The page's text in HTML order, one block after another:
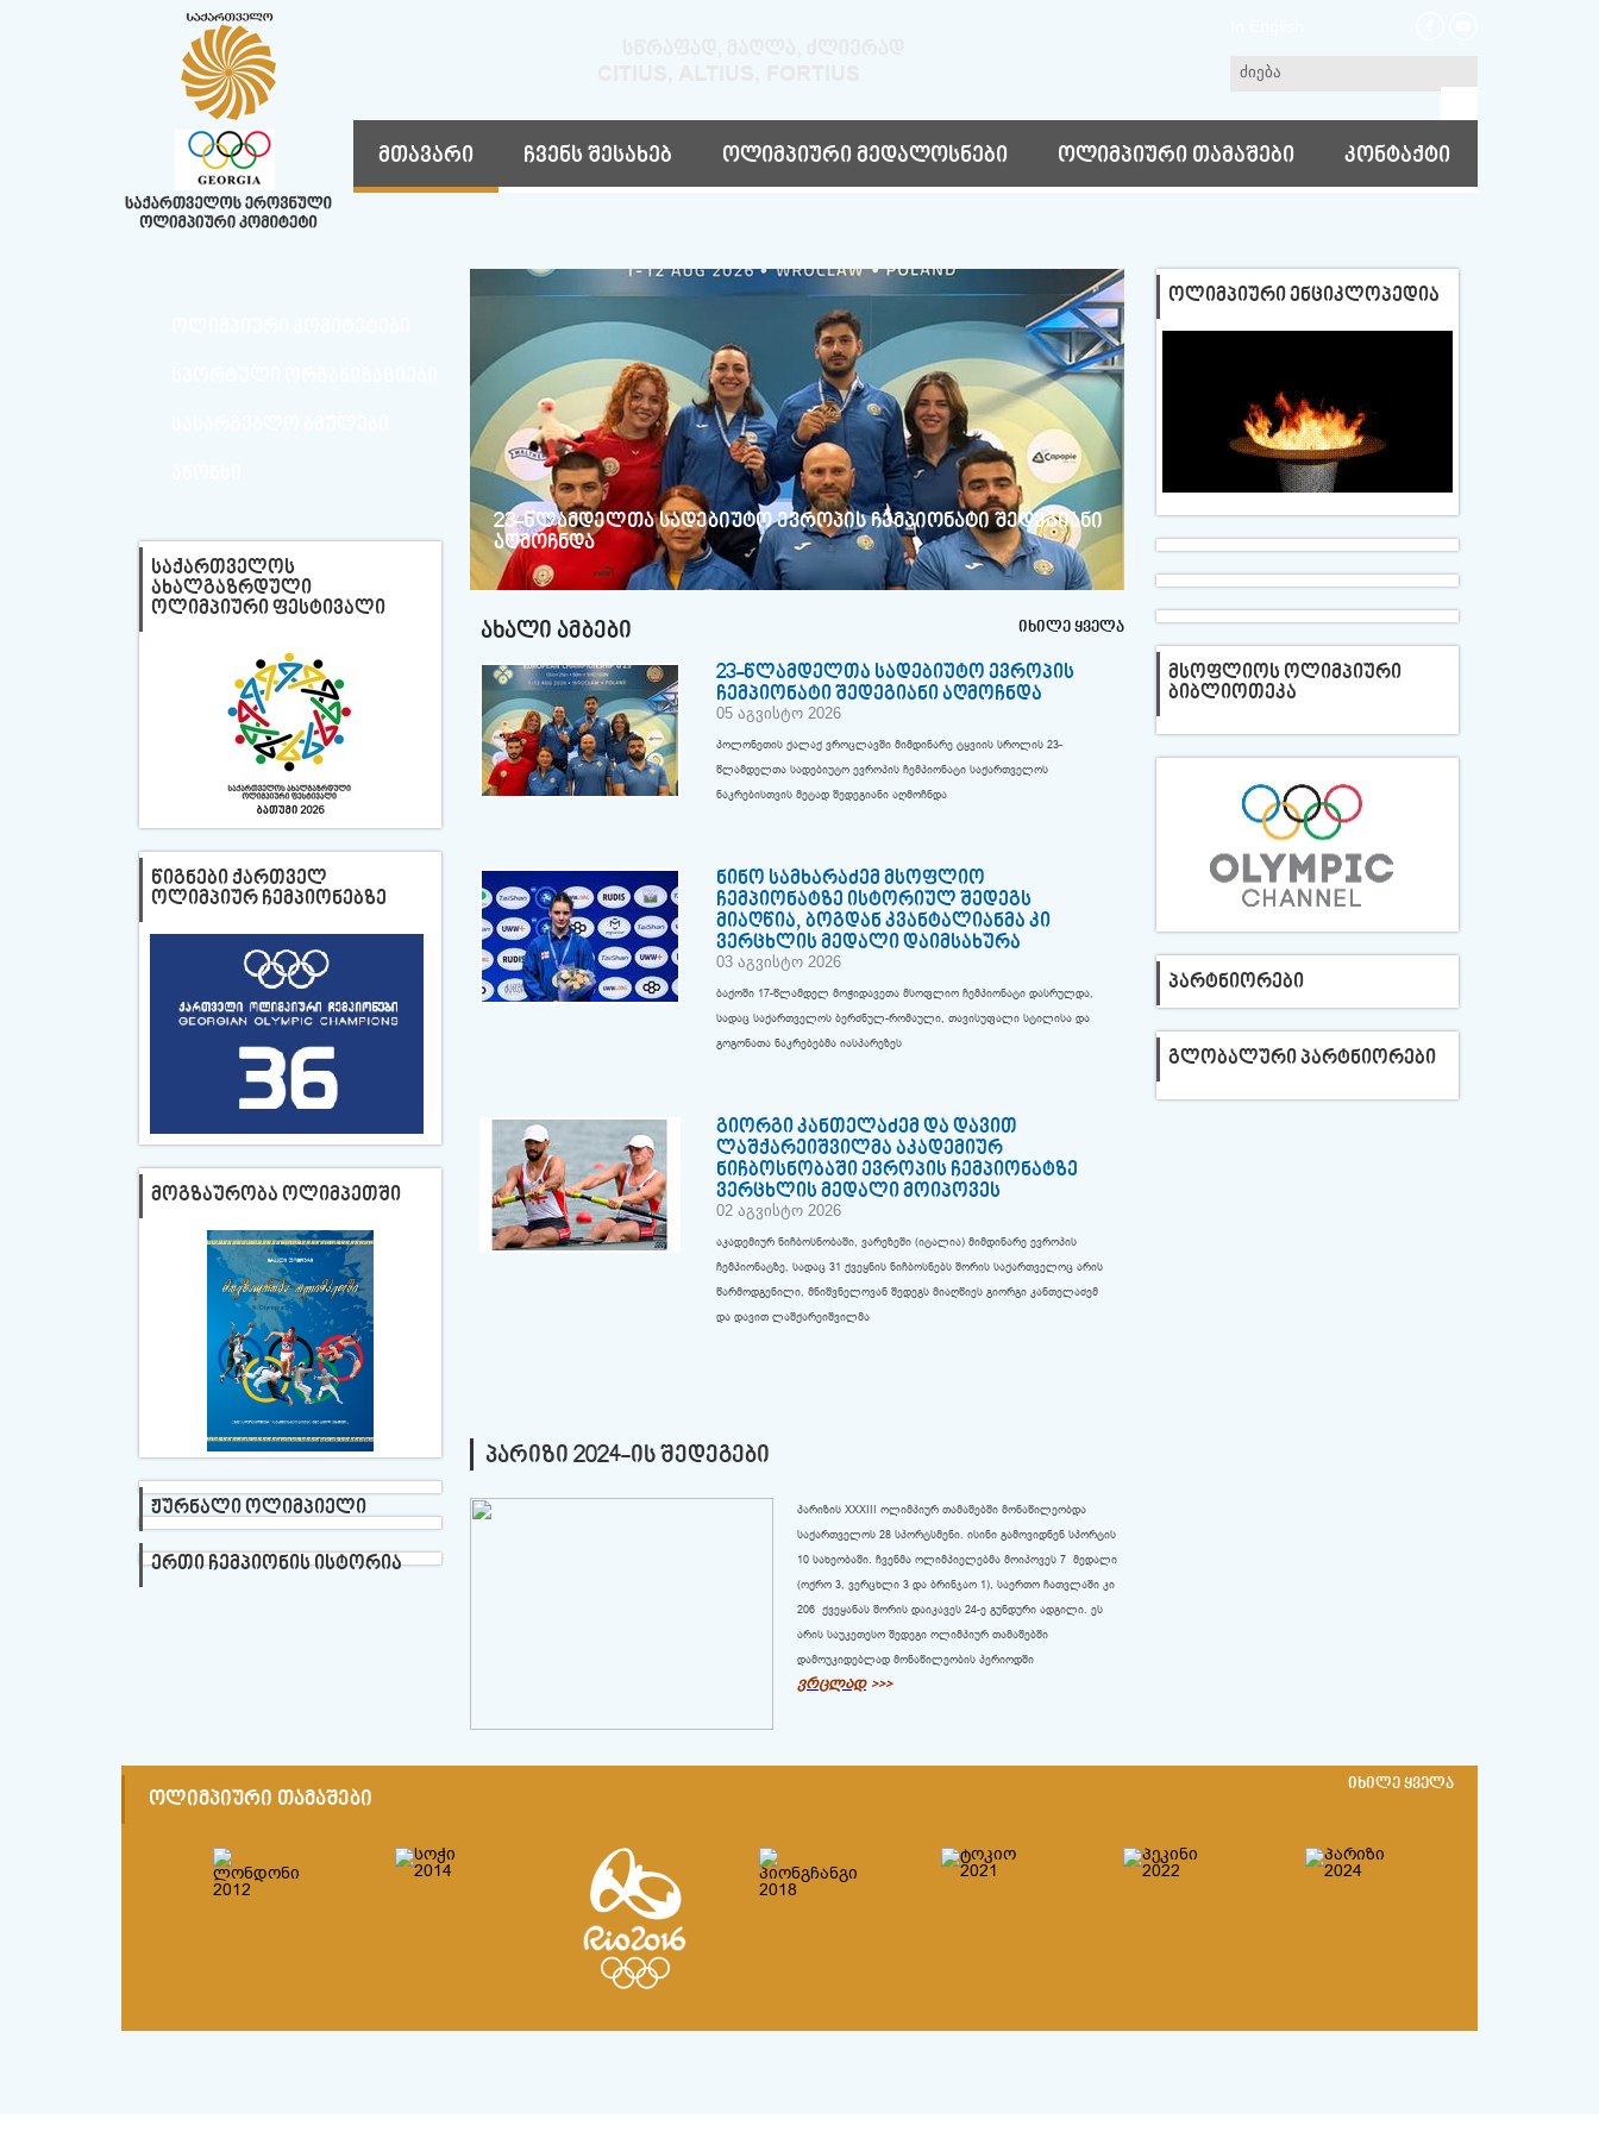
მთავარი ჩვენს შესახებ ოლიმპიური მედალოსნები ოლიმპიური თამაშები კონტაქტი
ᲡᲐᲥᲐᲠᲗᲕᲔᲚᲝᲡ
ᲐᲮᲐᲚᲒᲐᲖᲠᲓᲣᲚᲘ
ᲝᲚᲘᲛᲞᲘᲣᲠᲘ ᲤᲔᲡᲢᲘᲕᲐᲚᲘ
ᲬᲘᲒᲜᲔᲑᲘ ᲥᲐᲠᲗᲕᲔᲚ
ᲝᲚᲘᲛᲞᲘᲣᲠ ᲩᲔᲛᲞᲘᲝᲜᲔᲑᲖᲔ
ᲛᲝᲒᲖᲐᲣᲠᲝᲑᲐ ᲝᲚᲘᲛᲞᲔᲗᲨᲘ
ᲟᲣᲠᲜᲐᲚᲘ ᲝᲚᲘᲛᲞᲘᲔᲚᲘ
ᲔᲠᲗᲘ ᲩᲔᲛᲞᲘᲝᲜᲘᲡ ᲘᲡᲢᲝᲠᲘᲐ
23-წლამდელთა სადებიუტო ევროპის ჩემპიონატი შედეგიანი
აღმოჩნდა
ᲐᲮᲐᲚᲘ ᲐᲛᲑᲔᲑᲘ იხილე ყველა
23-წლამდელთა სადებიუტო ევროპის
ჩემპიონატი შედეგიანი აღმოჩნდა
05 აგვისტო 2026
პოლონეთის ქალაქ ვროცლავში მიმდინარე ტყვიის სროლის 23-
წლამდელთა სადებიუტო ევროპის ჩემპიონატი საქართველოს
ნაკრებისთვის მეტად შედეგიანი აღმოჩნდა
ნინო სამხარაძემ მსოფლიო
ჩემპიონატზე ისტორიულ შედეგს
მიაღწია, ბოგდან კვანტალიანმა კი
ვერცხლის მედალი დაიმსახურა
03 აგვისტო 2026
ბაქოში 17-წლამდელ მოჭიდავეთა მსოფლიო ჩემპიონატი დასრულდა,
სადაც საქართველოს ბერძნულ-რომაული, თავისუფალი სტილისა და
გოგონათა ნაკრებებმა იასპარეზეს
გიორგი კანთელაძემ და დავით
ლაშქარეიშვილმა აკადემიურ
ნიჩბოსნობაში ევროპის ჩემპიონატზე
ვერცხლის მედალი მოიპოვეს
02 აგვისტო 2026
აკადემიურ ნიჩბოსნობაში, ვარეზეში (იტალია) მიმდინარე ევროპის
ჩემპიონატზე, სადაც 31 ქვეყნის ნიჩბოსნებს შორის საქართველოც არის
წარმოდგენილი, მნიშვნელოვან შედეგს მიაღწიეს გიორგი კანთელაძემ
და დავით ლაშქარეიშვილმა
ᲞᲐᲠᲘᲖᲘ 2024-ᲘᲡ ᲨᲔᲓᲔᲒᲔᲑᲘ
პარიზის XXXIII ოლიმპიურ თამაშებში მონაწილეობდა
საქართველოს 28 სპორტსმენი. ისინი გამოვიდნენ სპორტის
10 სახეობაში. ჩვენმა ოლიმპიელებმა მოიპოვეს 7 მედალი
(ოქრო 3, ვერცხლი 3 და ბრინჯაო 1), საერთო ჩათვლაში კი
206 ქვეყანას შორის დაიკავეს 24-ე გუნდური ადგილი. ეს
არის საუკეთესო შედეგი ოლიმპიურ თამაშებში
დამოუკიდებლად მონაწილეობის პერიოდში
ვრცლად >>>
ᲝᲚᲘᲛᲞᲘᲣᲠᲘ ᲔᲜᲪᲘᲙᲚᲝᲞᲔᲓᲘᲐ
ᲛᲡᲝᲤᲚᲘᲝᲡ ᲝᲚᲘᲛᲞᲘᲣᲠᲘ
ᲑᲘᲑᲚᲘᲝᲗᲔᲙᲐ
ᲞᲐᲠᲢᲜᲘᲝᲠᲔᲑᲘ
ᲒᲚᲝᲑᲐᲚᲣᲠᲘ ᲞᲐᲠᲢᲜᲘᲝᲠᲔᲑᲘ
ᲝᲚᲘᲛᲞᲘᲣᲠᲘ ᲗᲐᲛᲐᲨᲔᲑᲘ
იხილე ყველა